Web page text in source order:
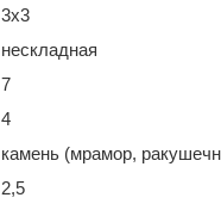
3х3
нескладная
7
4
камень (мрамор,
2,5